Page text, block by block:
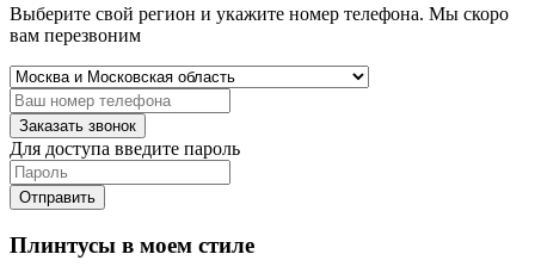
Выберите свой регион и укажите номер телефона. Мы скоро
вам перезвоним
Заказать звонок
Для доступа введите пароль
Отправить
Плинтусы в моем стиле